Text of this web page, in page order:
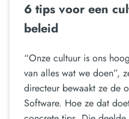
6 tips voor een
beleid
“Onze cultuur is ons
van alles wat we doen”,
directeur bewaakt ze de
Software. Hoe ze dat